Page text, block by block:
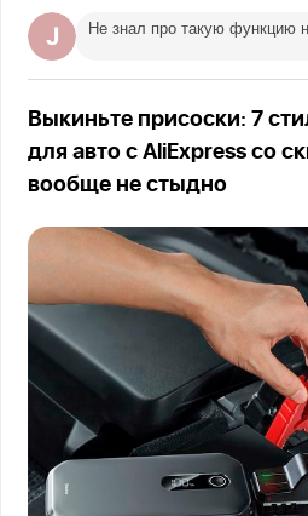
Не знал про такую функцию
Выкиньте присоски: 7
для авто с AliExpress со
вообще не стыдно